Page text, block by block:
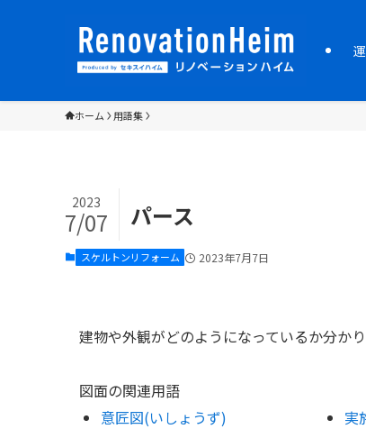
ホーム 用語集
パース
2023
7/07
スケルトンリフォーム 2023年7月7日
建物や外観がどのようになっているか分か
図面の関連用語
意匠図(いしょうず)
実